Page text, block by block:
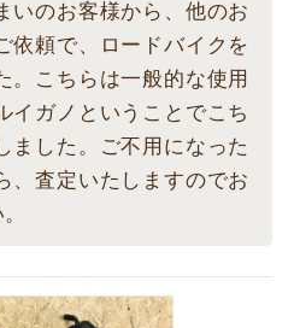
いのお客様から、他のお
依頼で、ロードバイクを
。こちらは一般的な使用
イガノということでこち
ました。ご不用になった
、査定いたしますのでお